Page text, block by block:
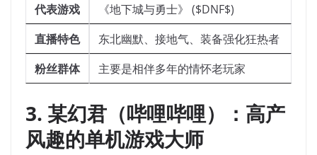
代表游戏
《地下城与勇士》 ($DNF$)
直播特色
东北幽默、接地气、装备强化狂热者
粉丝群体
主要是相伴多年的情怀老玩家
3. 某幻君（哔哩哔哩）：高产
风趣的单机游戏大师